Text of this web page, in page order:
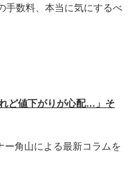
手数料、本当に気にするべ
ど値下がりが心配…」そ
ー角山による最新コラムを